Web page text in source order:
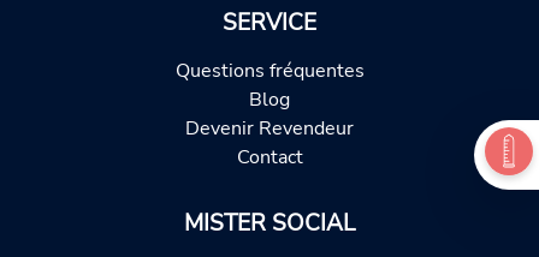
SERVICE
Questions fréquentes
Blog
Devenir Revendeur
Contact
MISTER SOCIAL